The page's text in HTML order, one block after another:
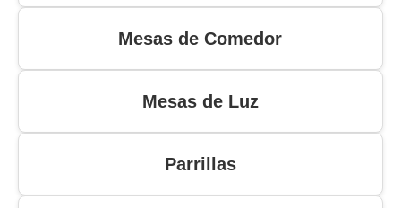
Mesas de Comedor
Mesas de Luz
Parrillas